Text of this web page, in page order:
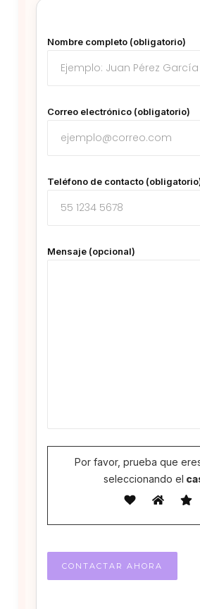
Nombre completo (obligatorio)
Correo electrónico (obligatorio)
Teléfono de contacto
Mensaje (opcional)
Por favor, prueba que
seleccionando el